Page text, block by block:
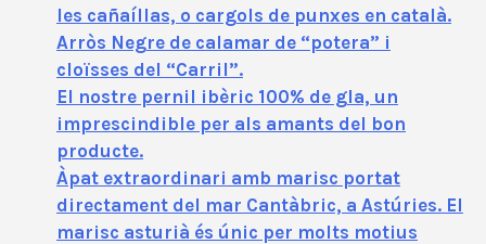
les cañaíllas, o cargols de punxes en català.
Arròs Negre de calamar de “potera” i
cloïsses del “Carril”.
El nostre pernil ibèric 100% de gla, un
imprescindible per als amants del bon
producte.
Àpat extraordinari amb marisc portat
directament del mar Cantàbric, a Astúries. El
marisc asturià és únic per molts motius